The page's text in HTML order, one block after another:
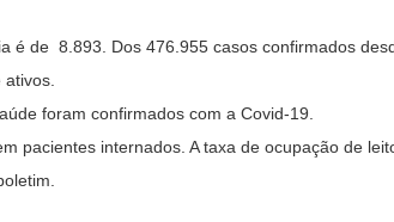
é de 8.893. Dos 476.955 casos confirmados
foram confirmados com a Covid-19.
pacientes internados. A taxa de ocupação de